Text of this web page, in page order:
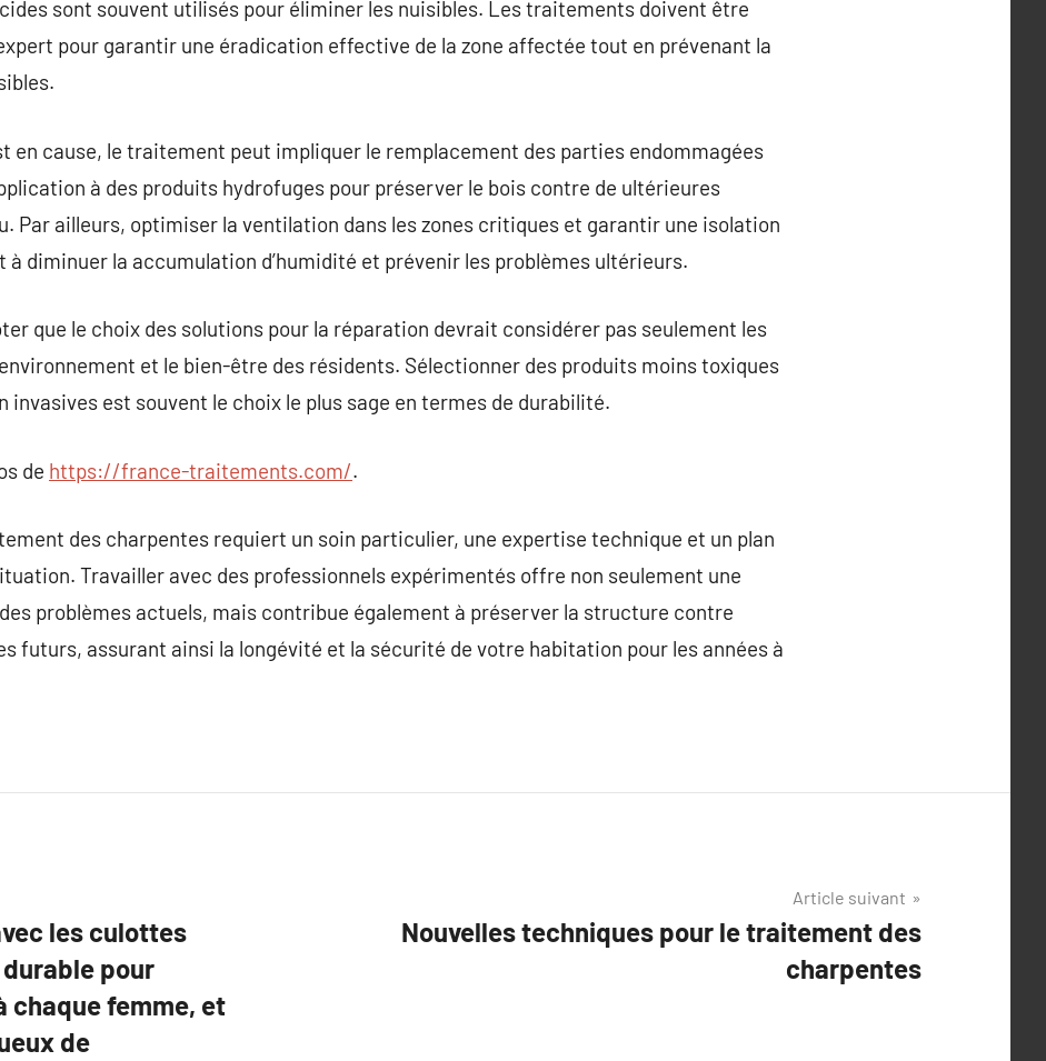
sont souvent utilisés pour éliminer les nuisibles. Les traitements doivent être
pour garantir une éradication effective de la zone affectée tout en prévenant la
en cause, le traitement peut impliquer le remplacement des parties endommagées
à des produits hydrofuges pour préserver le bois contre de ultérieures
Par ailleurs, optimiser la ventilation dans les zones critiques et garantir une isolation
diminuer la accumulation d’humidité et prévenir les problèmes ultérieurs.
que le choix des solutions pour la réparation devrait considérer pas seulement les
et le bien-être des résidents. Sélectionner des produits moins toxiques
invasives est souvent le choix le plus sage en termes de durabilité.
de https://france-traitements.com/.
des charpentes requiert un soin particulier, une expertise technique et un plan
Travailler avec des professionnels expérimentés offre non seulement une
problèmes actuels, mais contribue également à préserver la structure contre
futurs, assurant ainsi la longévité et la sécurité de votre habitation pour les années à
les culottes
pour
chaque femme, et
de
Article suivant
Nouvelles techniques pour le traitement des
charpentes